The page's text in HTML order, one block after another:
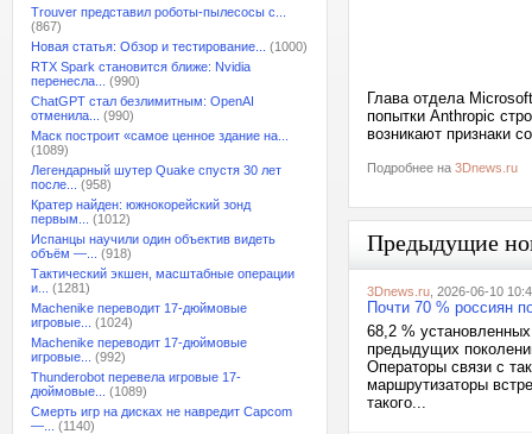
Trouver представил роботы-пылесосы с...
(867)
Новая статья: Обзор и тестирование...
(1000)
RTX Spark становится ближе: Nvidia
перенесла...
(990)
ChatGPT стал безлимитным: OpenAI
отменила...
(990)
Маск построит «самое ценное здание на...
(1089)
Легендарный шутер Quake спустя 30 лет
после...
(958)
Кратер найден: южнокорейский зонд
первым...
(1012)
Испанцы научили один объектив видеть
объём —...
(918)
Тактический экшен, масштабные операции
и...
(1281)
Machenike переводит 17-дюймовые
игровые...
(1024)
Machenike переводит 17-дюймовые
игровые...
(992)
Thunderobot перевела игровые 17-
дюймовые...
(1089)
Смерть игр на дисках не навредит Capcom
—...
(1140)
Глава отдела
попытки Anthropic
возникают признаки
Подробнее на 3Dnews.ru
Предыдущие
3Dnews.ru , 2026-06-10
Почти 70 % россиян
68,2 %
предыдущих
Операторы связи с
маршрутизаторы
такого...